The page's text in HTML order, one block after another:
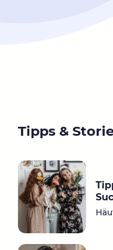
Tipps &